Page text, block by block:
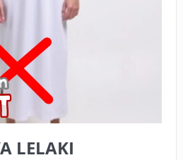
ZAKAT UANG?
HALAL JIKA SEBAB
SYAR’I
ALLAH
LELAKI